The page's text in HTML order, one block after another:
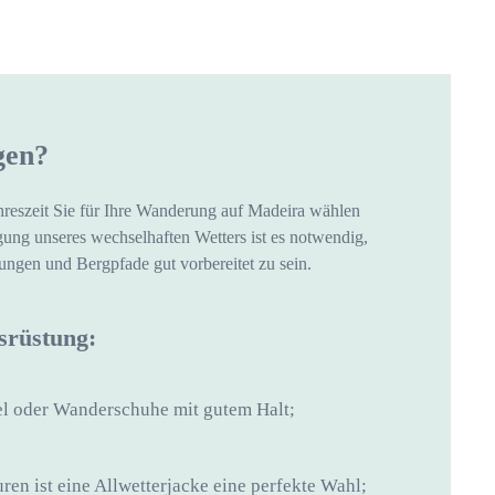
Sie für Ihre Wanderung auf Madeira wählen
unseres wechselhaften Wetters ist es notwendig,
und Bergpfade gut vorbereitet zu sein.
oder Wanderschuhe mit gutem Halt;
ist eine Allwetterjacke eine perfekte Wahl;